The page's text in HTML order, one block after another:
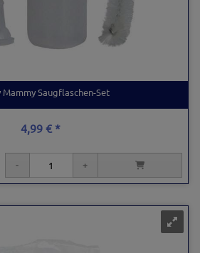
Mammy Saugflaschen-Set
4,99 € *